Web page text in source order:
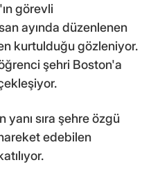
görevli
ayında düzenlenen
kurtulduğu gözleniyor.
şehri Boston'a
sıra şehre özgü
edebilen